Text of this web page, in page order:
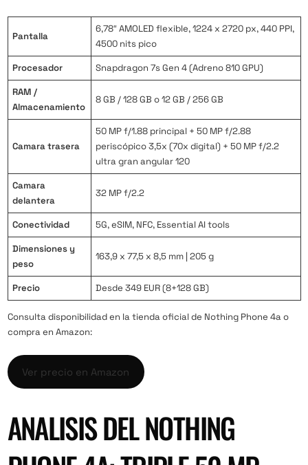
Pantalla
6,78″ AMOLED flexible, 1224 x 2720 px, 440 PPI,
4500 nits pico
Procesador Snapdragon 7s Gen 4 (Adreno 810 GPU)
RAM /
Almacenamiento
8 GB / 128 GB o 12 GB / 256 GB
Camara trasera
50 MP f/1.88 principal + 50 MP f/2.88
periscópico 3,5x (70x digital) + 50 MP f/2.2
ultra gran angular 120
Camara
delantera
32 MP f/2.2
Conectividad 5G, eSIM, NFC, Essential AI tools
Dimensiones y
peso
163,9 x 77,5 x 8,5 mm | 205 g
Precio Desde 349 EUR (8+128 GB)
Consulta disponibilidad en latienda oficial de Nothing Phone 4ao
compra en Amazon:
Ver precio en Amazon
ANALISIS DEL NOTHING